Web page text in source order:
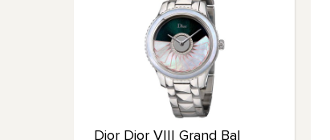
Dior Dior VIII Grand Bal